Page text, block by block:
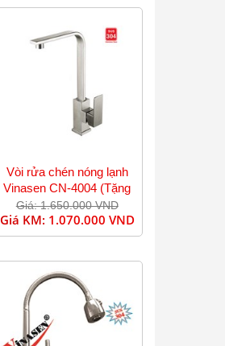
Vòi rửa chén nóng lạnh
Vinasen CN-4004 (Tặng
dây cấp)
Giá: 1.650.000 VND
Giá KM: 1.070.000 VND